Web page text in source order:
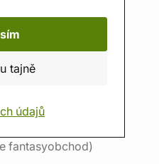
tajně
údajů
fantasyobchod)